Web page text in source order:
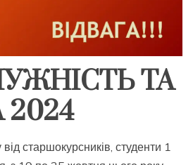
ТА
2024
старшокурсників, студенти 1